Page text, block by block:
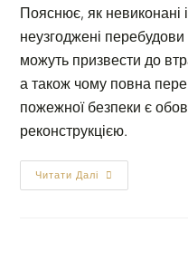
Пояснює, як невиконані
неузгоджені
можуть призвести до
а також чому повна
пожежної безпеки є
реконструкцією.
Читати Далі